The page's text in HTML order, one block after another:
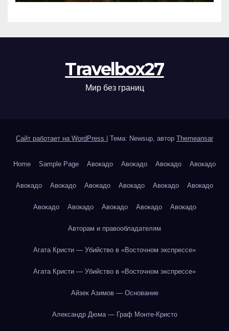
Travelbox27
Мир без границ
Сайт работает на WordPress Тема: Newsup, автор Themeansar
Home Sample Page Авокадо Авокадо Авокадо Авокадо
Авокадо Авокадо Авокадо Авокадо Авокадо Авокадо
Авокадо Авокадо Авокадо Авокадо Авокадо
Авторам и правообладателям
Агата Кристи — Убийство в «Восточном экспрессе»
Агата Кристи — Убийство в «Восточном экспрессе»
Айзек Азимов — Основание
Александр Дюма — Граф Монте-Кристо